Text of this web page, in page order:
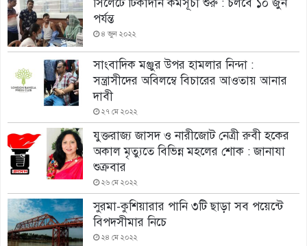
সিলেটে টিকাদান কর্মসূচী শুরু : চলবে ১০ জুন
পর্যন্ত
৪ জুন ২০২২
সাংবাদিক মঞ্জুর উপর হামলার নিন্দা :
সন্ত্রাসীদের অবিলম্বে বিচারের আওতায় আনার
দাবী
২৭ মে ২০২২
যুক্তরাজ্য জাসদ ও নারীজোট নেত্রী রুবী হকের
অকাল মৃত্যুতে বিভিন্ন মহলের শোক : জানাযা
শুক্রবার
২৬ মে ২০২২
সুরমা-কুশিয়ারার পানি ৩টি ছাড়া সব পয়েন্টে
বিপদসীমার নিচে
২৪ মে ২০২২